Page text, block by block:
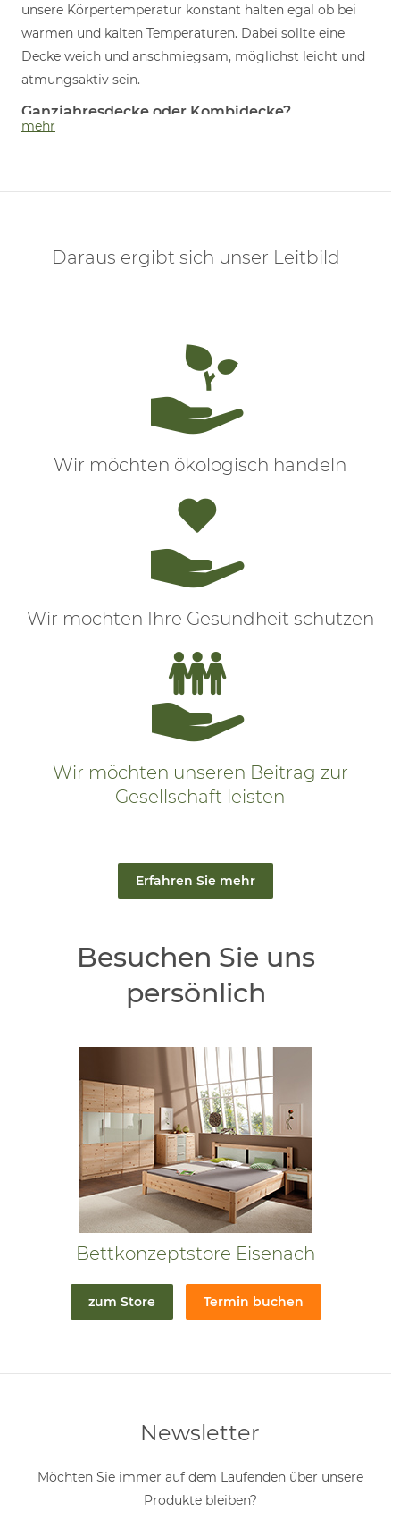
unsere Körpertemperatur konstant halten egal ob bei
warmen und kalten Temperaturen. Dabei sollte eine
Decke weich und anschmiegsam, möglichst leicht und
atmungsaktiv sein.
Ganzjahresdecke oder Kombidecke?
Auch hier gilt zu beachten, was die persönlichen
ich auch im Sommer leicht an zu frieren? Machen Sie
mehr
Daraus ergibt sich unser Leitbild
Wir möchten ökologisch handeln
Wir möchten Ihre Gesundheit schützen
Wir möchten unseren Beitrag zur
Gesellschaft leisten
Erfahren Sie mehr
Besuchen Sie uns
persönlich
Bettkonzeptstore Eisenach
zum Store Termin buchen
Newsletter
Möchten Sie immer auf dem Laufenden über unsere
Produkte bleiben?